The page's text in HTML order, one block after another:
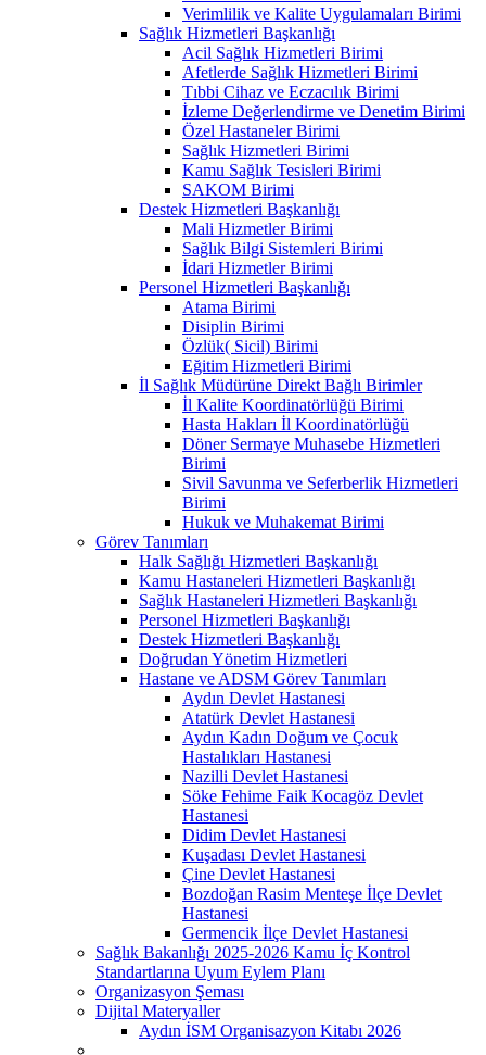
Verimlilik ve Kalite Uygulamaları Birimi
Sağlık Hizmetleri Başkanlığı
Acil Sağlık Hizmetleri Birimi
Afetlerde Sağlık Hizmetleri Birimi
Tıbbi Cihaz ve Eczacılık Birimi
İzleme Değerlendirme ve Denetim Birimi
Özel Hastaneler Birimi
Sağlık Hizmetleri Birimi
Kamu Sağlık Tesisleri Birimi
SAKOM Birimi
Destek Hizmetleri Başkanlığı
Mali Hizmetler Birimi
Sağlık Bilgi Sistemleri Birimi
İdari Hizmetler Birimi
Personel Hizmetleri Başkanlığı
Atama Birimi
Disiplin Birimi
Özlük( Sicil) Birimi
Eğitim Hizmetleri Birimi
İl Sağlık Müdürüne Direkt Bağlı Birimler
İl Kalite Koordinatörlüğü Birimi
Hasta Hakları İl Koordinatörlüğü
Döner Sermaye Muhasebe Hizmetleri
Birimi
Sivil Savunma ve Seferberlik Hizmetleri
Birimi
Hukuk ve Muhakemat Birimi
Görev Tanımları
Halk Sağlığı Hizmetleri Başkanlığı
Kamu Hastaneleri Hizmetleri Başkanlığı
Sağlık Hastaneleri Hizmetleri Başkanlığı
Personel Hizmetleri Başkanlığı
Destek Hizmetleri Başkanlığı
Doğrudan Yönetim Hizmetleri
Hastane ve ADSM Görev Tanımları
Aydın Devlet Hastanesi
Atatürk Devlet Hastanesi
Aydın Kadın Doğum ve Çocuk
Hastalıkları Hastanesi
Nazilli Devlet Hastanesi
Söke Fehime Faik Kocagöz Devlet
Hastanesi
Didim Devlet Hastanesi
Kuşadası Devlet Hastanesi
Çine Devlet Hastanesi
Bozdoğan Rasim Menteşe İlçe Devlet
Hastanesi
Germencik İlçe Devlet Hastanesi
Sağlık Bakanlığı 2025-2026 Kamu İç Kontrol
Standartlarına Uyum Eylem Planı
Organizasyon Şeması
Dijital Materyaller
Aydın İSM Organisazyon Kitabı 2026